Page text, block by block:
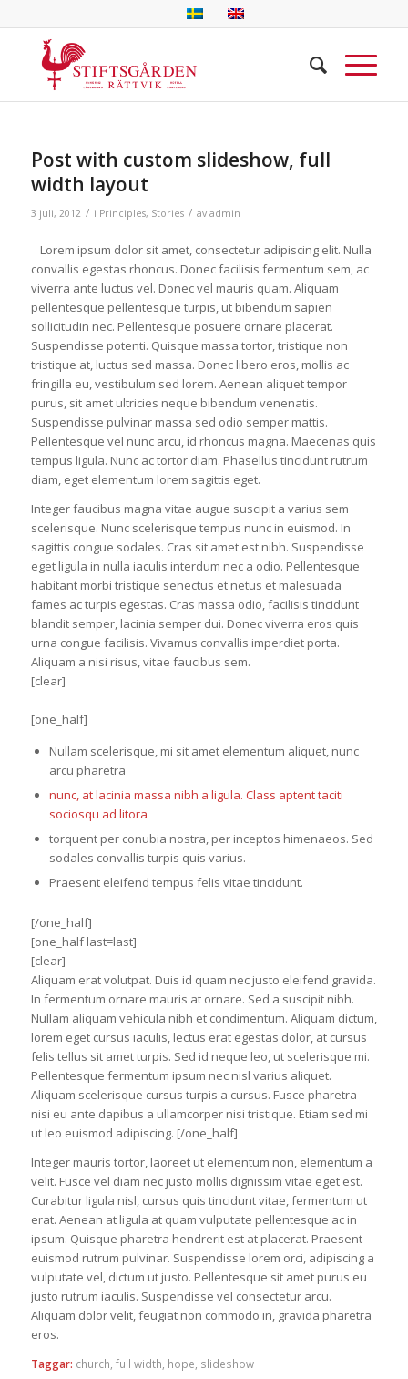
Post with custom slideshow, full
width layout
3 juli, 2012 / i Principles, Stories / av admin
Lorem ipsum dolor sit amet, consectetur adipiscing elit. Nulla
convallis egestas rhoncus. Donec facilisis fermentum sem, ac
viverra ante luctus vel. Donec vel mauris quam. Aliquam
pellentesque pellentesque turpis, ut bibendum sapien
sollicitudin nec. Pellentesque posuere ornare placerat.
Suspendisse potenti. Quisque massa tortor, tristique non
tristique at, luctus sed massa. Donec libero eros, mollis ac
fringilla eu, vestibulum sed lorem. Aenean aliquet tempor
purus, sit amet ultricies neque bibendum venenatis.
Suspendisse pulvinar massa sed odio semper mattis.
Pellentesque vel nunc arcu, id rhoncus magna. Maecenas quis
tempus ligula. Nunc ac tortor diam. Phasellus tincidunt rutrum
diam, eget elementum lorem sagittis eget.
Integer faucibus magna vitae augue suscipit a varius sem
scelerisque. Nunc scelerisque tempus nunc in euismod. In
sagittis congue sodales. Cras sit amet est nibh. Suspendisse
eget ligula in nulla iaculis interdum nec a odio. Pellentesque
habitant morbi tristique senectus et netus et malesuada
fames ac turpis egestas. Cras massa odio, facilisis tincidunt
blandit semper, lacinia semper dui. Donec viverra eros quis
urna congue facilisis. Vivamus convallis imperdiet porta.
Aliquam a nisi risus, vitae faucibus sem.
[clear]
[one_half]
Nullam scelerisque, mi sit amet elementum aliquet, nunc
arcu pharetra
nunc, at lacinia massa nibh a ligula. Class aptent taciti
sociosqu ad litora
torquent per conubia nostra, per inceptos himenaeos. Sed
sodales convallis turpis quis varius.
Praesent eleifend tempus felis vitae tincidunt.
[/one_half]
[one_half last=last]
[clear]
Aliquam erat volutpat. Duis id quam nec justo eleifend gravida.
In fermentum ornare mauris at ornare. Sed a suscipit nibh.
Nullam aliquam vehicula nibh et condimentum. Aliquam dictum,
lorem eget cursus iaculis, lectus erat egestas dolor, at cursus
felis tellus sit amet turpis. Sed id neque leo, ut scelerisque mi.
Pellentesque fermentum ipsum nec nisl varius aliquet.
Aliquam scelerisque cursus turpis a cursus. Fusce pharetra
nisi eu ante dapibus a ullamcorper nisi tristique. Etiam sed mi
ut leo euismod adipiscing. [/one_half]
Integer mauris tortor, laoreet ut elementum non, elementum a
velit. Fusce vel diam nec justo mollis dignissim vitae eget est.
Curabitur ligula nisl, cursus quis tincidunt vitae, fermentum ut
erat. Aenean at ligula at quam vulputate pellentesque ac in
ipsum. Quisque pharetra hendrerit est at placerat. Praesent
euismod rutrum pulvinar. Suspendisse lorem orci, adipiscing a
vulputate vel, dictum ut justo. Pellentesque sit amet purus eu
justo rutrum iaculis. Suspendisse vel consectetur arcu.
Aliquam dolor velit, feugiat non commodo in, gravida pharetra
eros.
Taggar: church, full width, hope, slideshow